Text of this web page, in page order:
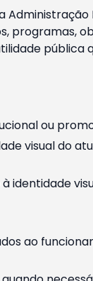
programas,
pública
ou
visual do
identidade
ao